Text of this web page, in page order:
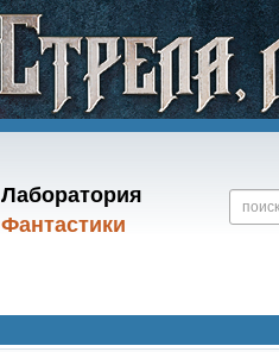
Лаборатория
Фантастики